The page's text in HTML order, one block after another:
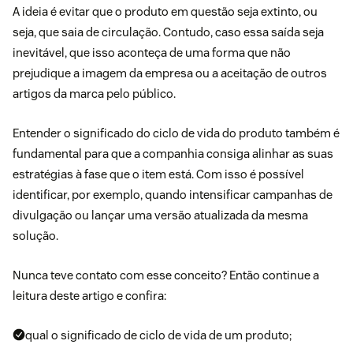
A ideia é evitar que o produto em questão seja extinto, ou
seja, que saia de circulação. Contudo, caso essa saída seja
inevitável, que isso aconteça de uma forma que não
prejudique a imagem da empresa ou a aceitação de outros
artigos da marca pelo público.
Entender o significado do ciclo de vida do produto também é
fundamental para que a companhia consiga alinhar as suas
estratégias à fase que o item está. Com isso é possível
identificar, por exemplo, quando intensificar campanhas de
divulgação ou lançar uma versão atualizada da mesma
solução.
Nunca teve contato com esse conceito? Então continue a
leitura deste artigo e confira:
qual o significado de ciclo de vida de um produto;